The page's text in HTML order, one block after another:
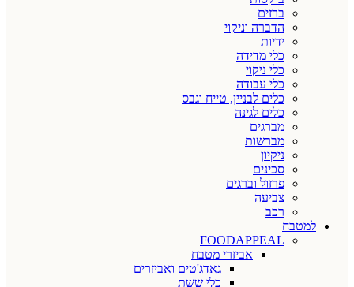
ברזים
הדברה וניקוי
ידיות
כלי מדידה
כלי ניקוי
כלי עבודה
כלים לבניין, טייח וגבס
כלים לגינה
מברגים
מברשות
ניקיון
סכינים
פרזול וברגים
צביעה
רכב
למטבח
FOODAPPEAL
אביזרי מטבח
גאדג'טים ואביזרים
כלי ששת